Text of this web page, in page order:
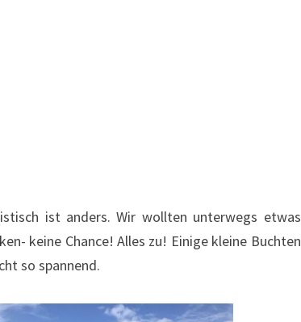
ist anders. Wir wollten unterwegs etwas
keine Chance! Alles zu! Einige kleine Buchten
so spannend.